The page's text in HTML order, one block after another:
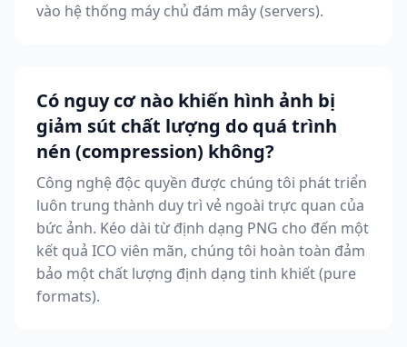
vào hệ thống máy chủ đám mây (servers).
Có nguy cơ nào khiến hình ảnh bị
giảm sút chất lượng do quá trình
nén (compression) không?
Công nghệ độc quyền được chúng tôi phát triển
luôn trung thành duy trì vẻ ngoài trực quan của
bức ảnh. Kéo dài từ định dạng PNG cho đến một
kết quả ICO viên mãn, chúng tôi hoàn toàn đảm
bảo một chất lượng định dạng tinh khiết (pure
formats).